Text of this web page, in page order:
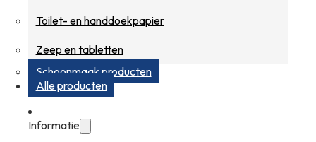
Toilet- en handdoekpapier
Zeep en tabletten
Schoonmaak producten
Alle producten
Informatie